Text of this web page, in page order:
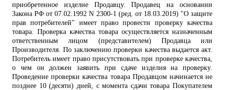
приобретенное изделие Продавцу. Продавец на основании
Закона РФ от 07.02.1992 N 2300-1 (ред. от 18.03.2019) "О защите
прав потребителей" имеет право провести проверку качества
товара. Проверка качества товара осуществляется назначенным
ответственным лицом (представителем) Продавца или
Производителя. По заключению проверки качества выдается акт.
Потребитель имеет право присутствовать при проверке качества,
о чем он должен заявить при сдаче изделия на проверку.
Проведение проверки качества товара Продавцом начинается не
позднее 10 (десяти) дней, с момента сдачи товара Покупателем